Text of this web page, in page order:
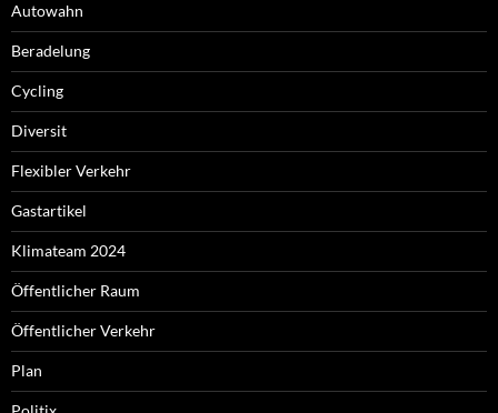
Autowahn
Beradelung
Cycling
Diversit
Flexibler Verkehr
Gastartikel
Klimateam 2024
Öffentlicher Raum
Öffentlicher Verkehr
Plan